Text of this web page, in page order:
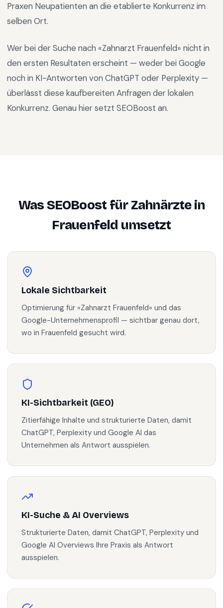
Praxen Neupatienten an die etablierte Konkurrenz im
selben Ort.
Wer bei der Suche nach «Zahnarzt Frauenfeld» nicht in
den ersten Resultaten erscheint — weder bei Google
noch in KI-Antworten von ChatGPT oder Perplexity —
überlässt diese kaufbereiten Anfragen der lokalen
Konkurrenz. Genau hier setzt SEOBoost an.
Was SEOBoost fürZahnärztein
Frauenfeld umsetzt
Lokale Sichtbarkeit
Optimierung für «Zahnarzt Frauenfeld» und das
Google-Unternehmensprofil — sichtbar genau dort,
wo in Frauenfeld gesucht wird.
KI-Sichtbarkeit (GEO)
Zitierfähige Inhalte und strukturierte Daten, damit
ChatGPT, Perplexity und Google AI das
Unternehmen als Antwort ausspielen.
KI-Suche & AI Overviews
Strukturierte Daten, damit ChatGPT, Perplexity und
Google AI Overviews Ihre Praxis als Antwort
ausspielen.